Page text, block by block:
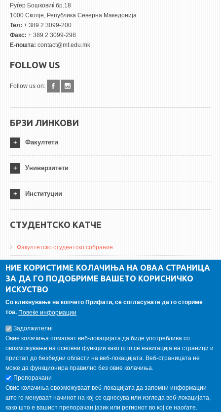
Руѓер Бошковиќ бр.18
1000 Скопје, Република Северна Македонија
Тел: + 389 2 3099-200
Факс: + 389 2 3099-298
Е-пошта: contact@mf.edu.mk
FOLLOW US
Follow us on:
БРЗИ ЛИНКОВИ
Факултети
Универзитети
Институции
СТУДЕНТСКО КАТЧЕ
Факултетско студентско собрание
ДА Винчи магазин
Алумни асоцијација
ГАЛЕРИЈА
НИЕ КОРИСТИМЕ КОЛАЧИЊА НА ОВАА СТРАНИЦА
ЗА ДА ГО ПОДОБРИМЕ ВАШЕТО КОРИСНИЧКО
ИСКУСТВО
Со кликнување на копчето Прифати, се согласувате да го сториме
тоа. Повеќе информации
Задолжителнi
Овие колачиња помагаат веб-локацијата да биде употреблива со
овозможување на основни функции како што се навигација на страници и
пристап до безбедни области на веб-локацијата. Веб-страницата не
може да функционира правилно без овие колачиња.
Препорачани
Овие колачиња овозможуваат веб-локацијата да запомни информации
што го менуваат начинот на кој се однесува или изгледа веб-локацијата,
како што е вашиот препорачан јазик или регионот во кој се наоѓате.